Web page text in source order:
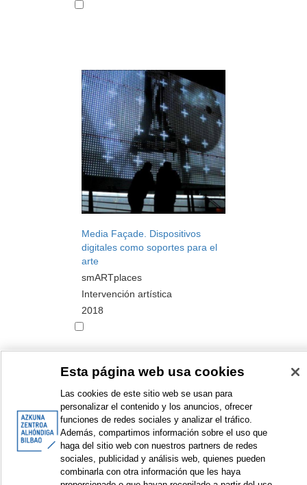
Media Façade. Dispositivos
digitales como soportes para el
arte
smARTplaces
Intervención artística
2018
Elementos mostrados: 1 a 10 de 46
© Azkuna Zentroa - Alhóndiga Bilbao
Esta página web usa cookies
Las cookies de este sitio web se usan para
personalizar el contenido y los anuncios, ofrecer
funciones de redes sociales y analizar el tráfico.
Además, compartimos información sobre el uso que
haga del sitio web con nuestros partners de redes
sociales, publicidad y análisis web, quienes pueden
combinarla con otra información que les haya